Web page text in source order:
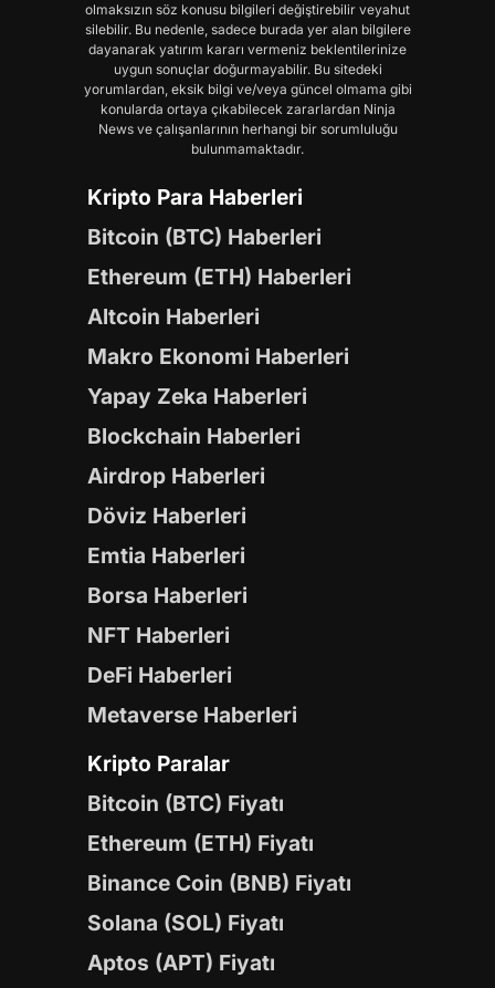
olmaksızın söz konusu bilgileri değiştirebilir veyahut
silebilir. Bu nedenle, sadece burada yer alan bilgilere
dayanarak yatırım kararı vermeniz beklentilerinize
uygun sonuçlar doğurmayabilir. Bu sitedeki
yorumlardan, eksik bilgi ve/veya güncel olmama gibi
konularda ortaya çıkabilecek zararlardan Ninja
News ve çalışanlarının herhangi bir sorumluluğu
bulunmamaktadır.
Kripto Para Haberleri
Bitcoin (BTC) Haberleri
Ethereum (ETH) Haberleri
Altcoin Haberleri
Makro Ekonomi Haberleri
Yapay Zeka Haberleri
Blockchain Haberleri
Airdrop Haberleri
Döviz Haberleri
Emtia Haberleri
Borsa Haberleri
NFT Haberleri
DeFi Haberleri
Metaverse Haberleri
Kripto Paralar
Bitcoin (BTC) Fiyatı
Ethereum (ETH) Fiyatı
Binance Coin (BNB) Fiyatı
Solana (SOL) Fiyatı
Aptos (APT) Fiyatı